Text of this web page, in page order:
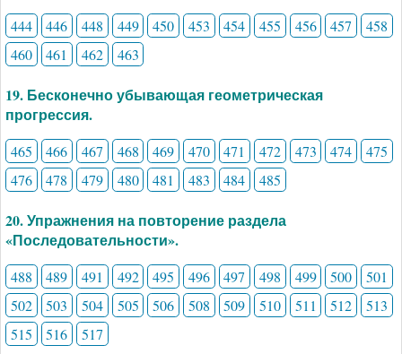
444 446 448 449 450 453 454 455 456 457
458
460
461 462 463
19. Бесконечно убывающая геометрическая
прогрессия.
465 466 467 468 469 470 471 472 473 474
475
476
478 479 480 481 483 484 485
20. Упражнения на повторение раздела
«Последовательности».
488 489 491 492 495 496 497 498 499 500
501
502
503 504 505 506 508 509 510 511 512
513
515
516 517